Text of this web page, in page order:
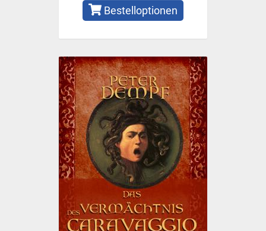
Bestelloptionen